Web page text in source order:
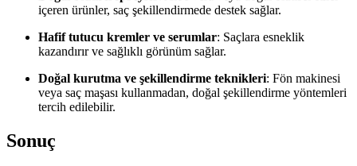
içeren ürünler, saç şekillendirmede destek sağlar.
Hafif tutucu kremler ve serumlar: Saçlara esneklik
kazandırır ve sağlıklı görünüm sağlar.
Doğal kurutma ve şekillendirme teknikleri: Fön makinesi
veya saç maşası kullanmadan, doğal şekillendirme yöntemleri
tercih edilebilir.
Sonuç